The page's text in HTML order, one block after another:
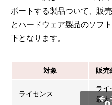
ポートする製品ついて、販
とハードウェア製品のソフ
下となります。
対象 販売
ライセンス
ライ
最大